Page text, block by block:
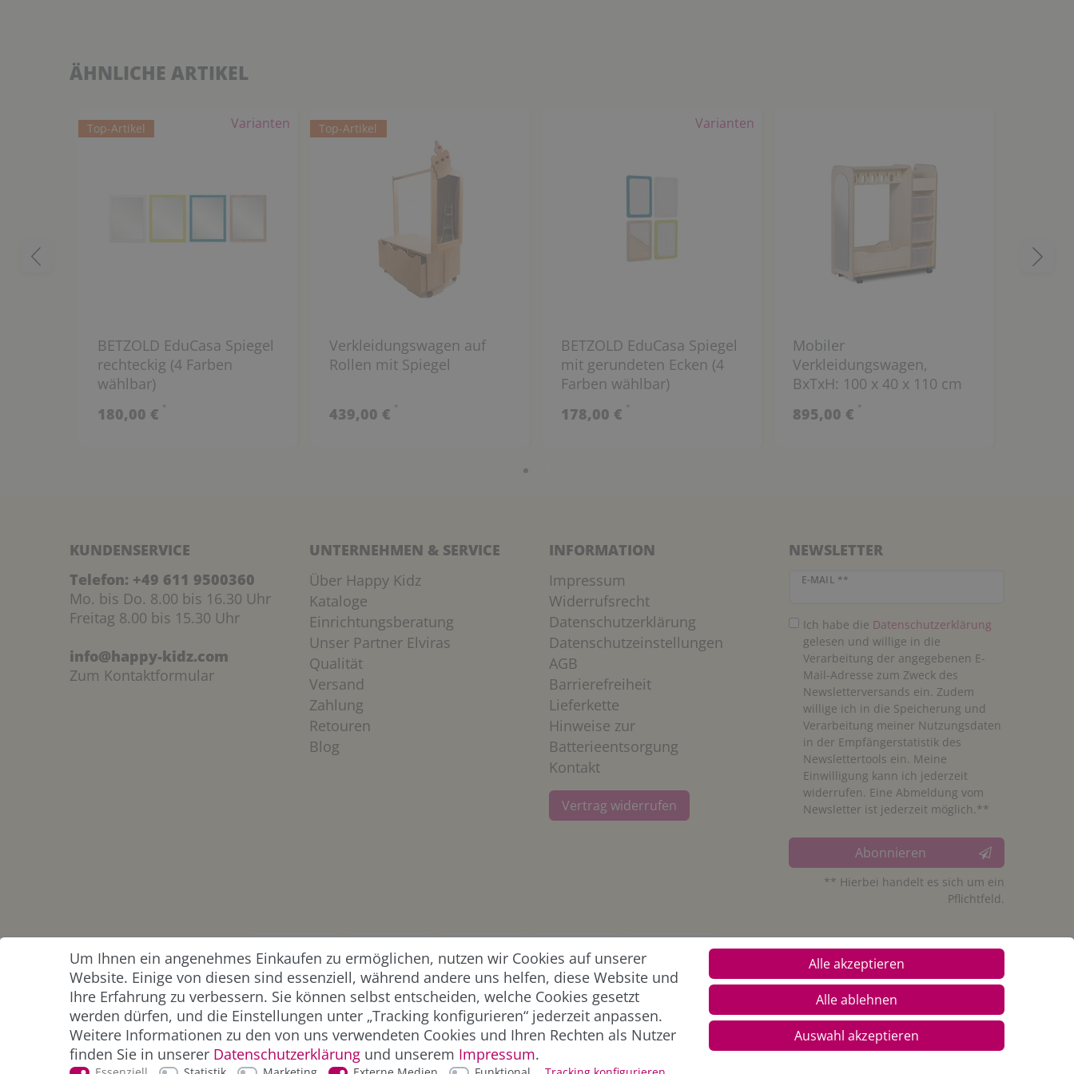
ÄHNLICHE ARTIKEL
Varianten
Top-Artikel
BETZOLD EduCasa Spiegel
rechteckig (4 Farben
wählbar)
180,00 € *
Top-Artikel
Verkleidungswagen auf
Rollen mit Spiegel
439,00 € *
Varianten
BETZOLD EduCasa Spiegel
mit gerundeten Ecken (4
Farben wählbar)
178,00 € *
Mobiler
Verkleidungswagen,
BxTxH: 100 x 40 x 110 cm
895,00 € *
KUNDENSERVICE
Telefon: +49 611 9500360
Mo. bis Do. 8.00 bis 16.30 Uhr
Freitag 8.00 bis 15.30 Uhr
info@happy-kidz.com
Zum Kontaktformular
UNTERNEHMEN & SERVICE
Über Happy Kidz
Kataloge
Einrichtungsberatung
Unser Partner Elviras
Qualität
Versand
Zahlung
Retouren
Blog
INFORMATION
Impressum
Widerrufsrecht
Datenschutzerklärung
Datenschutzeinstellungen
AGB
Barrierefreiheit
Lieferkette
Hinweise zur
Batterieentsorgung
Kontakt
Vertrag widerrufen
NEWSLETTER
E-MAIL **
Newsletter Honig
Ich habe die Daten­schutz­erklärung
gelesen und willige in die
Verarbeitung der angegebenen E-
Mail-Adresse zum Zweck des
Newsletterversands ein. Zudem
willige ich in die Speicherung und
Verarbeitung meiner Nutzungsdaten
in der Empfängerstatistik des
Newslettertools ein. Meine
Einwilligung kann ich jederzeit
widerrufen. Eine Abmeldung vom
Newsletter ist jederzeit möglich.**
Abonnieren
** Hierbei handelt es sich um ein
Pflichtfeld.
ZAHLUNG &
VERSAND
Um Ihnen ein angenehmes Einkaufen zu ermöglichen, nutzen wir Cookies auf unserer
Website. Einige von diesen sind essenziell, während andere uns helfen, diese Website und
Ihre Erfahrung zu verbessern. Sie können selbst entscheiden, welche Cookies gesetzt
werden dürfen, und die Einstellungen unter „Tracking konfigurieren“ jederzeit anpassen.
Weitere Informationen zu den von uns verwendeten Cookies und Ihren Rechten als Nutzer
finden Sie in unserer Daten­schutz­erklärung und unserem Impressum.
Alle akzeptieren
Alle ablehnen
Auswahl akzeptieren